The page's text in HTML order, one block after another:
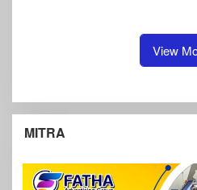
View
MITRA